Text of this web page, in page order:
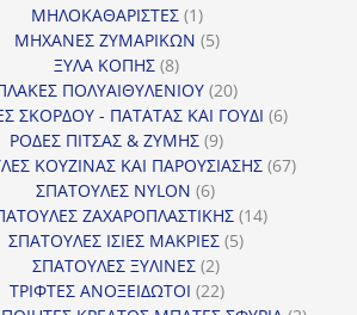
ΜΗΛΟΚΑΘΑΡΙΣΤΕΣ 11
προϊόν
ΜΗΧΑΝΕΣ ΖΥΜΑΡΙΚΩΝ 55
ΞΥΛΑ ΚΟΠΗΣ 88
προϊόντα
ΠΟΛΥΑΙΘΥΛΕΝΙΟΥ 2020
προϊόντα
ΣΚΟΡΔΟΥ - ΠΑΤΑΤΑΣ ΚΑΙ ΓΟΥΔΙ 66
ΡΟΔΕΣ ΠΙΤΣΑΣ & ΖΥΜΗΣ 99
προϊόντα
ΚΟΥΖΙΝΑΣ ΚΑΙ ΠΑΡΟΥΣΙΑΣΗΣ 6767
ΣΠΑΤΟΥΛΕΣ NYLON 66
προϊόντα
ΖΑΧΑΡΟΠΛΑΣΤΙΚΗΣ 1414
ΣΠΑΤΟΥΛΕΣ ΙΣΙΕΣ ΜΑΚΡΙΕΣ 55
ΣΠΑΤΟΥΛΕΣ ΞΥΛΙΝΕΣ 22
προϊόντα
ΤΡΙΦΤΕΣ ΑΝΟΞΕΙΔΩΤΟΙ 2222